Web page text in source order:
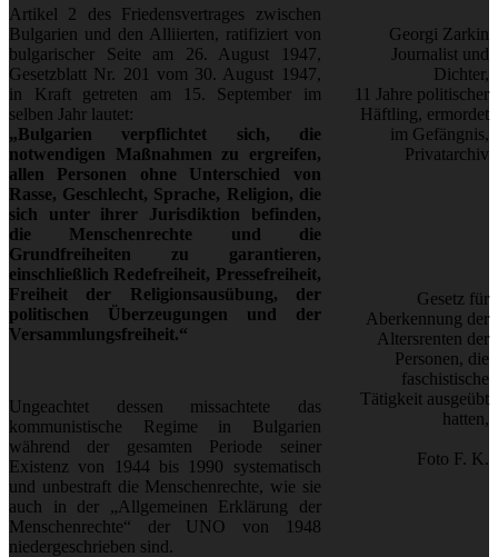
Artikel 2 des Friedensvertrages zwischen
Bulgarien und den Alliierten, ratifiziert von
bulgarischer Seite am 26. August 1947,
Gesetzblatt Nr. 201 vom 30. August 1947,
in Kraft getreten am 15. September im
selben Jahr lautet:
„Bulgarien verpflichtet sich, die
notwendigеn Maßnahmen zu ergreifen,
allen Personen ohne Unterschied von
Rasse, Geschlecht, Sprache, Religion, die
sich unter ihrer Jurisdiktion befinden,
die Menschenrechte und die
Grundfreiheiten zu garantieren,
einschließlich Redefreiheit, Pressefreiheit,
Freiheit der Religionsausübung, der
politischen Überzeugungen und der
Versammlungsfreiheit.“
Ungeachtet dessen missachtete das
kommunistische Regime in Bulgarien
während der gesamten Periode seiner
Existenz von 1944 bis 1990 systematisch
und unbestraft die Menschenrechte, wie sie
auch in der „Allgemeinen Erklärung der
Menschenrechte“ der UNO von 1948
niedergeschrieben sind.
Georgi Zarkin
Journalist und
Dichter,
11 Jahre politischer
Häftling, ermordet
im Gefängnis,
Privatarchiv
Gesetz für
Aberkennung der
Altersrenten der
Personen, die
faschistische
Tätigkeit ausgeübt
hatten,
Foto F. K.